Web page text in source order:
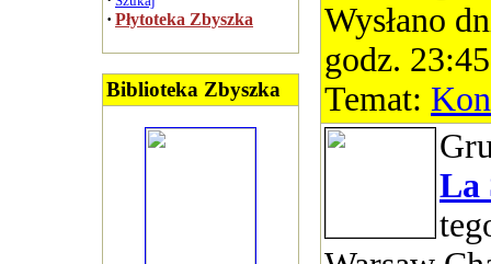
· Płytoteka Zbyszka
Biblioteka Zbyszka
Wysłano
godz.
Temat:
La